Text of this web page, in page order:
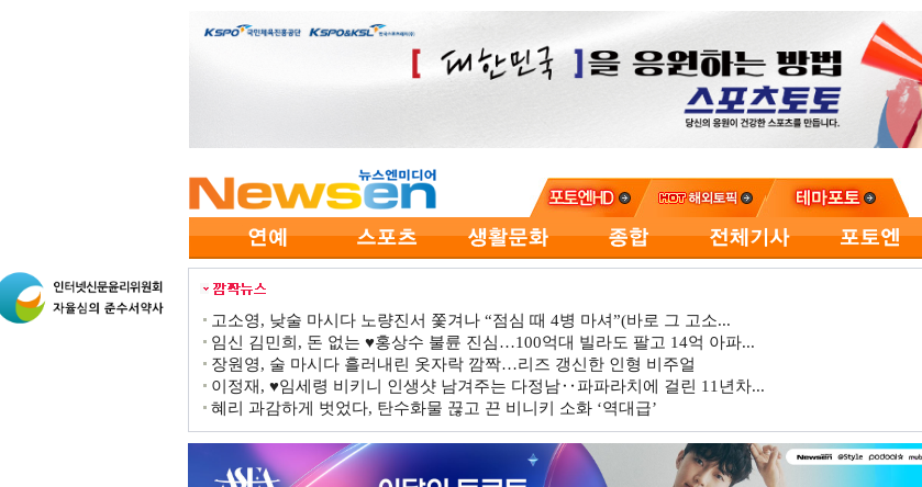
고소영, 낮술 마시다 노량진서 쫓겨나 “점심 때 4병 마셔”(바로 그 고소...
임신 김민희, 돈 없는 ♥홍상수 불륜 진심…100억대 빌라도 팔고 14억 아파...
장원영, 술 마시다 흘러내린 옷자락 깜짝…리즈 갱신한 인형 비주얼
이정재, ♥임세령 비키니 인생샷 남겨주는 다정남‥파파라치에 걸린 11년차...
혜리 과감하게 벗었다, 탄수화물 끊고 끈 비니키 소화 ‘역대급’